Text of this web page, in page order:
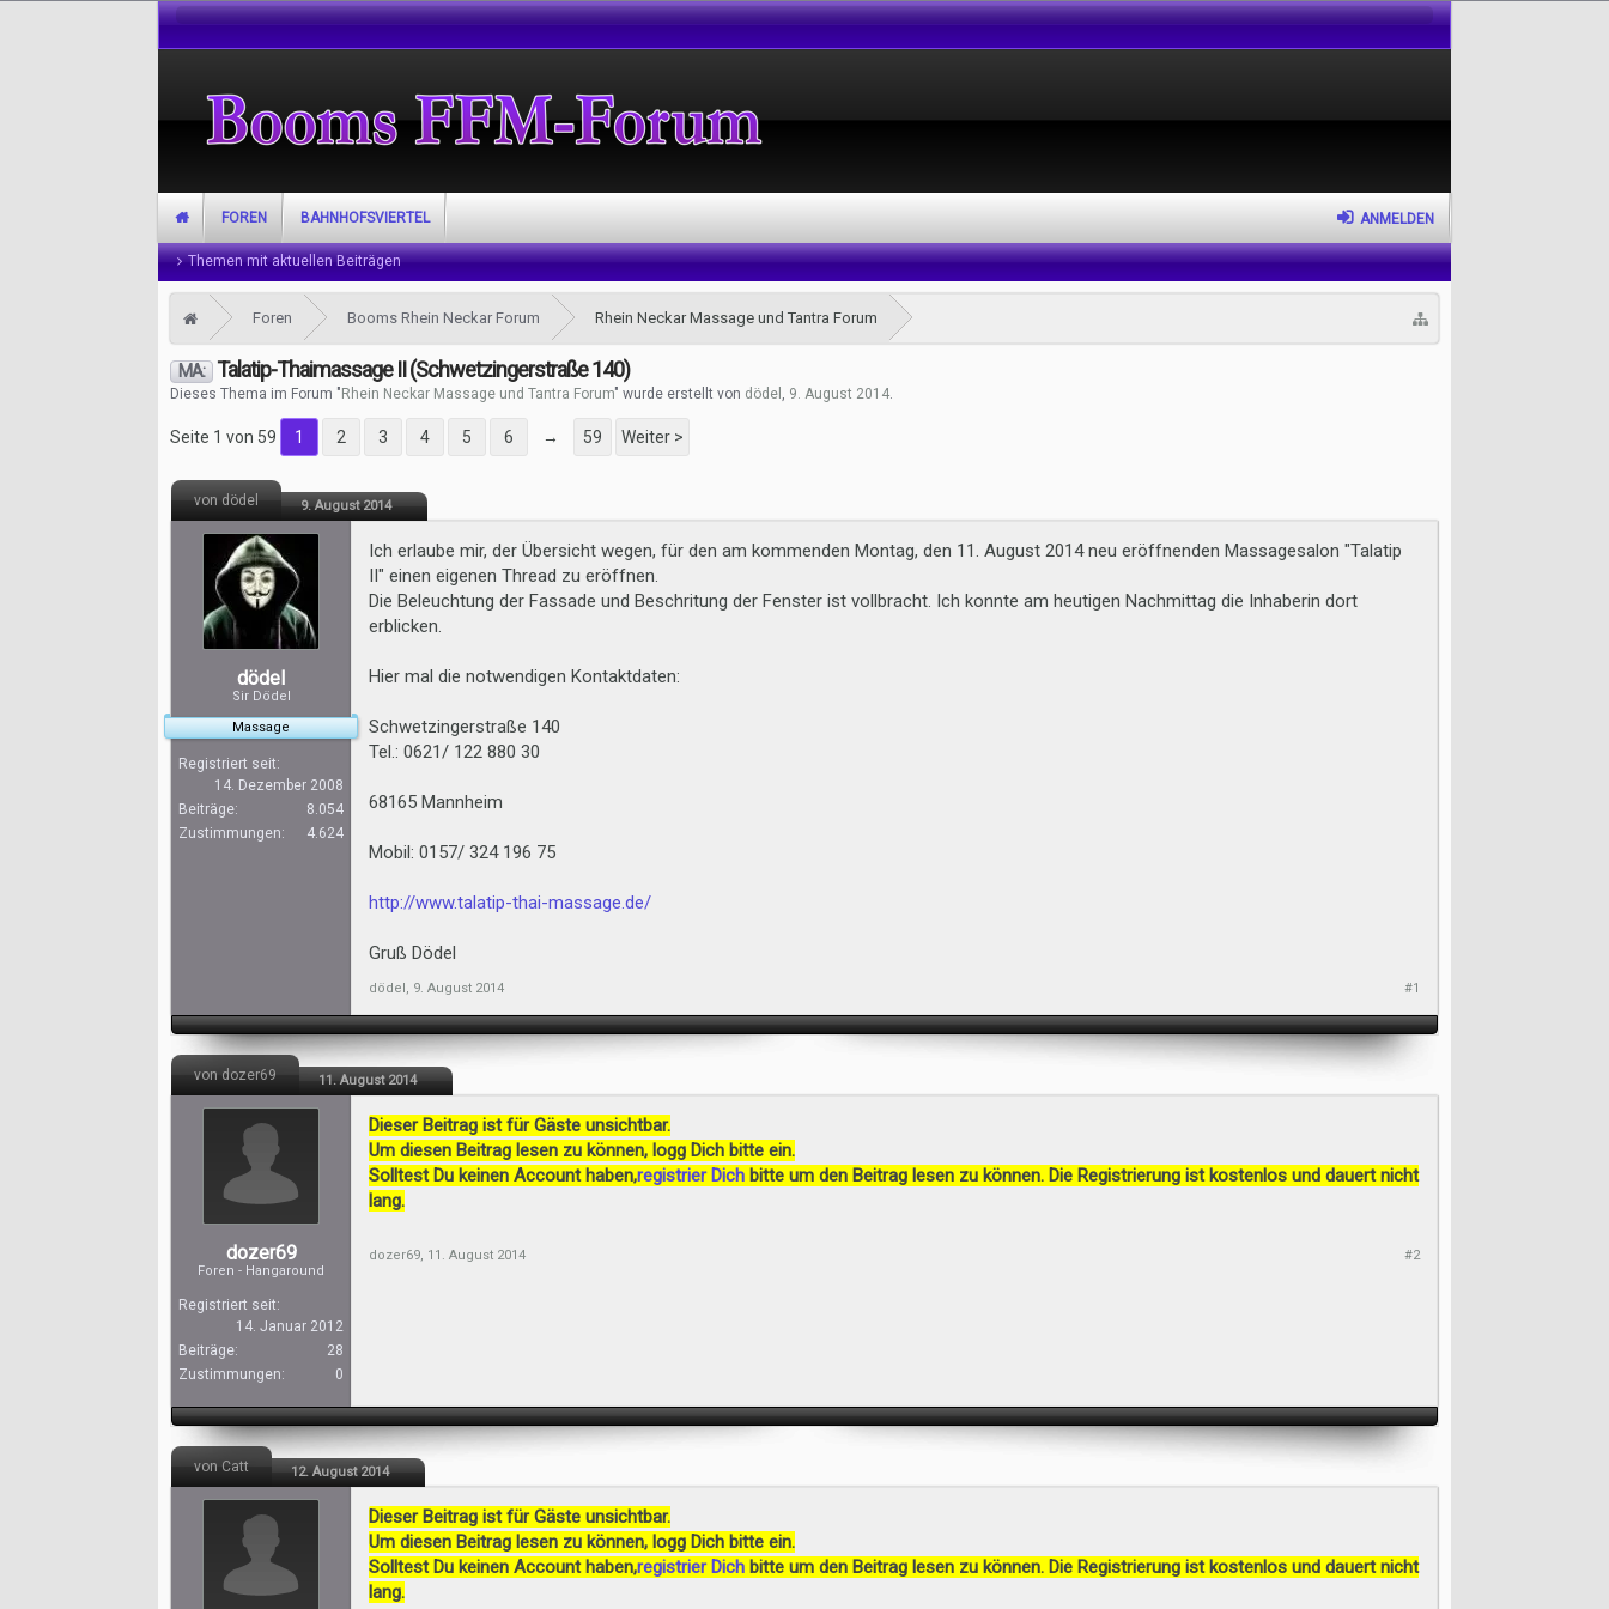
Foren Booms Rhein Neckar Forum Rhein Neckar Massage und Tantra Forum
MA: Talatip-Thaimassage II (Schwetzingerstraße 140)
Dieses Thema im Forum " Rhein Neckar Massage und Tantra Forum" wurde erstellt von dödel , 9. August 2014.
Seite 1 von 59 1 2 3 4 5 6 → 59 Weiter >
von dödel 9. August 2014
dödel
Sir Dödel
Massage
Registriert seit:
14. Dezember 2008
Beiträge:
8.054
Zustimmungen:
4.624
Ich erlaube mir, der Übersicht wegen, für den am kommenden Montag, den 11. August 2014 neu eröffnenden Massagesalon "Talatip
II" einen eigenen Thread zu eröffnen.
Die Beleuchtung der Fassade und Beschritung der Fenster ist vollbracht. Ich konnte am heutigen Nachmittag die Inhaberin dort
erblicken.
Hier mal die notwendigen Kontaktdaten:
Schwetzingerstraße 140
Tel.: 0621/ 122 880 30
68165 Mannheim
Mobil: 0157/ 324 196 75
http://www.talatip-thai-massage.de/
Gruß Dödel
dödel, 9. August 2014 #1
von dozer69 11. August 2014
dozer69
Foren - Hangaround
Registriert seit:
14. Januar 2012
Beiträge:
28
Zustimmungen:
0
Dieser Beitrag ist für Gäste unsichtbar.
Um diesen Beitrag lesen zu können, logg Dich bitte ein.
Solltest Du keinen Account haben,registrier Dich bitte um den Beitrag lesen zu können. Die Registrierung ist kostenlos und dauert nicht
lang.
dozer69, 11. August 2014 #2
von Catt 12. August 2014
Dieser Beitrag ist für Gäste unsichtbar.
Um diesen Beitrag lesen zu können, logg Dich bitte ein.
Solltest Du keinen Account haben,registrier Dich bitte um den Beitrag lesen zu können. Die Registrierung ist kostenlos und dauert nicht
lang.
FOREN
Themen mit aktuellen Beiträgen
BAHNHOFSVIERTEL ANMELDEN